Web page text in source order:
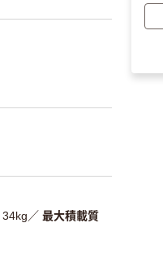
34kg／ 最大積載質